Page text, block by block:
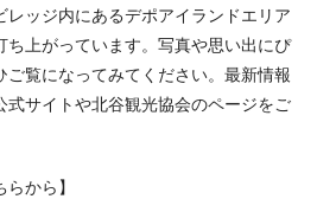
レッジ内にあるデポアイランドエリア
ち上がっています。写真や思い出にぴ
ご覧になってみてください。最新情報
式サイトや北谷観光協会のページをご
から】